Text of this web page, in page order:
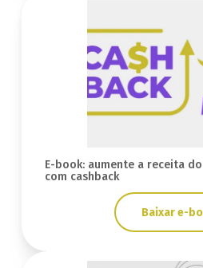
E-book: aumente a receita
com cashback
Baixar e-